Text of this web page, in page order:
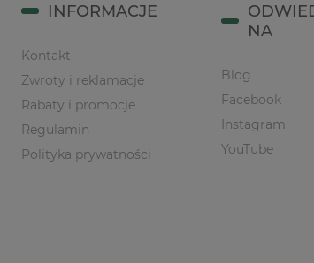
INFORMACJE
Kontakt
Zwroty i reklamacje
Rabaty i promocje
Regulamin
Polityka prywatności
NA
Blog
Facebook
Instagram
YouTube